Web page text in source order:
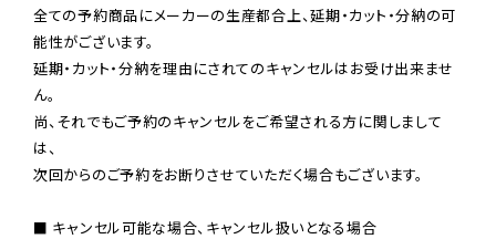
全ての予約商品にメーカーの生産都合上、延期・カット・分納の可
能性がございます。
延期・カット・分納を理由にされてのキャンセルはお受け出来ませ
ん。
尚、それでもご予約のキャンセルをご希望される方に関しまして
は、
次回からのご予約をお断りさせていただく場合もございます。
■ キャンセル可能な場合、キャンセル扱いとなる場合